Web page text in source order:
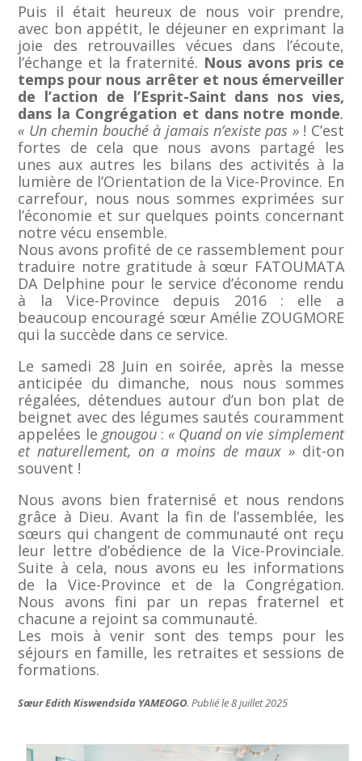
Puis il était heureux de nous voir prendre,
avec bon appétit, le déjeuner en exprimant la
joie des retrouvailles vécues dans l’écoute,
l’échange et la fraternité. Nous avons pris ce
temps pour nous arrêter et nous émerveiller
de l’action de l’Esprit-Saint dans nos vies,
dans la Congrégation et dans notre monde.
« Un chemin bouché à jamais n’existe pas »! C’est
fortes de cela que nous avons partagé les
unes aux autres les bilans des activités à la
lumière de l’Orientation de la Vice-Province. En
carrefour, nous nous sommes exprimées sur
l’économie et sur quelques points concernant
notre vécu ensemble.
Nous avons profité de ce rassemblement pour
traduire notre gratitude à sœur FATOUMATA
DA Delphine pour le service d’économe rendu
à la Vice-Province depuis 2016 : elle a
beaucoup encouragé sœur Amélie ZOUGMORE
qui la succède dans ce service.
Le samedi 28 Juin en soirée, après la messe
anticipée du dimanche, nous nous sommes
régalées, détendues autour d’un bon plat de
beignet avec des légumes sautés couramment
appelées le gnougou: « Quand on vie simplement
et naturellement, on a moins de maux » dit-on
souvent !
Nous avons bien fraternisé et nous rendons
grâce à Dieu. Avant la fin de l’assemblée, les
sœurs qui changent de communauté ont reçu
leur lettre d’obédience de la Vice-Provinciale.
Suite à cela, nous avons eu les informations
de la Vice-Province et de la Congrégation.
Nous avons fini par un repas fraternel et
chacune a rejoint sa communauté.
Les mois à venir sont des temps pour les
séjours en famille, les retraites et sessions de
formations.
Sœur Edith Kiswendsida YAMEOGO. Publié le 8 juillet 2025